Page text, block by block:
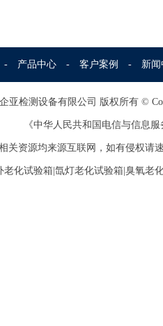
- 产品中心 -客户案例 - 新
亚检测设备有限公司 版权所有 ©
《中华人民共和国电信与信息
关资源均来源互联网，如有侵权
老化试验箱|氙灯老化试验箱|臭氧老